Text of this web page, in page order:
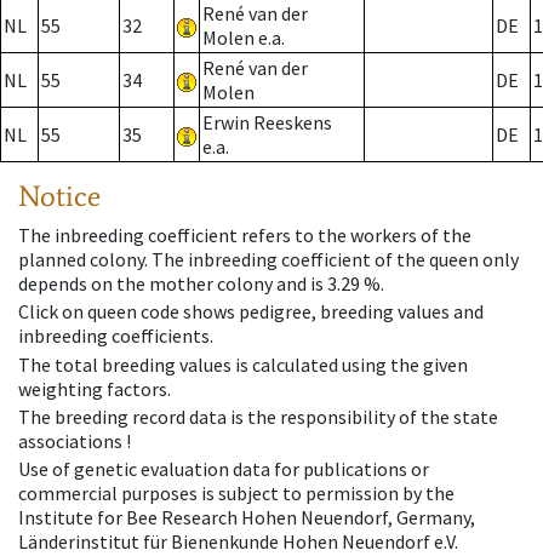
NL 55 32
René van der
Molen e.a.
DE
NL 55 34
René van der
Molen
DE
NL 55 35
Erwin Reeskens
e.a.
DE
Notice
The inbreeding coefficient refers to the workers of the
planned colony. The inbreeding coefficient of the queen only
depends on the mother colony and is 3.29 %.
Click on queen code shows pedigree, breeding values and
inbreeding coefficients.
The total breeding values is calculated using the given
weighting factors.
The breeding record data is the responsibility of the state
associations !
Use of genetic evaluation data for publications or
commercial purposes is subject to permission by the
Institute for Bee Research Hohen Neuendorf, Germany,
Länderinstitut für Bienenkunde Hohen Neuendorf e.V.